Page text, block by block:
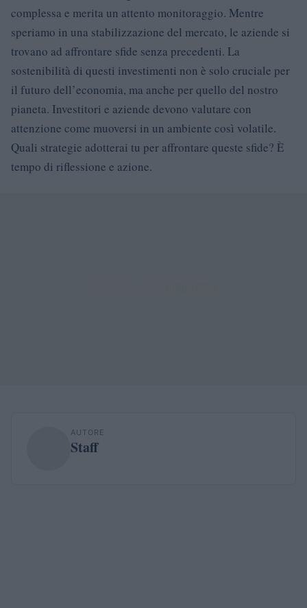
complessa e merita un attento monitoraggio. Mentre
speriamo in una stabilizzazione del mercato, le aziende si
trovano ad affrontare sfide senza precedenti. La
sostenibilità di questi investimenti non è solo cruciale per
il futuro dell’economia, ma anche per quello del nostro
pianeta. Investitori e aziende devono valutare con
attenzione come muoversi in un ambiente così volatile.
Quali strategie adotterai tu per affrontare queste sfide? È
tempo di riflessione e azione.
AUTORE
Staff